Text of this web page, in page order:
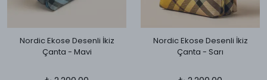
Nordic Ekose Desenli İkiz
Çanta - Mavi
Nordic Ekose Desenli İkiz
Çanta - Sarı